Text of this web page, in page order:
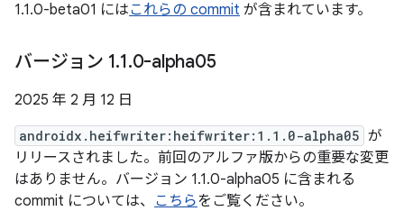
1.1.0-beta01 にはこれらの commit が含まれています。
バージョン 1.1.0-alpha05
2025 年 2 月 12 日
androidx.heifwriter:heifwriter:1.1.0-alpha05 が
リリースされました。前回のアルファ版からの重要な変更
はありません。バージョン 1.1.0-alpha05 に含まれる
commit については、 こちらをご覧ください。